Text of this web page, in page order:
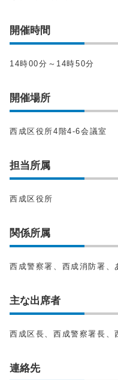
開催時間
14時00分～14時50分
開催場所
西成区役所4階4-6会議室
担当所属
西成区役所
関係所属
西成警察署、西成消防署、
主な出席者
西成区長、西成警察署長、
連絡先